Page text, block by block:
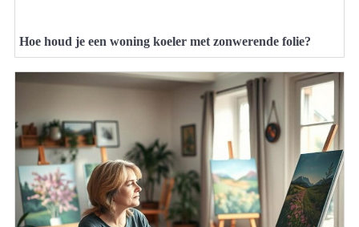
Hoe houd je een woning koeler met zonwerende folie?